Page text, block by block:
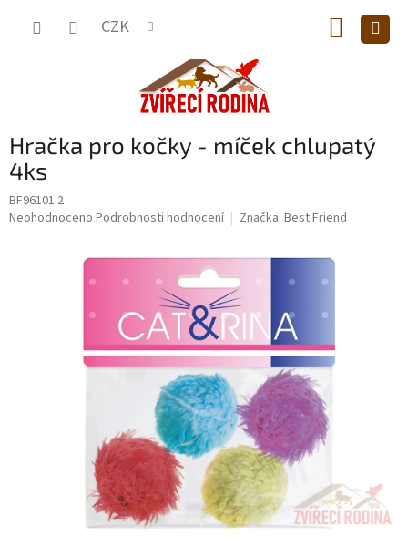
CZK
KOŠÍK
Hračka pro kočky - míček chlupatý
4ks
BF96101.2
Průměrné
Neohodnoceno Podrobnosti hodnocení Značka: Best Friend